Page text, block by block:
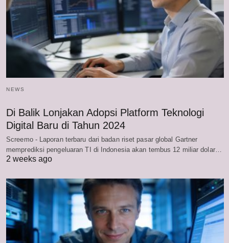
NEWS
Di Balik Lonjakan Adopsi Platform Teknologi
Digital Baru di Tahun 2024
Screemo - Laporan terbaru dari badan riset pasar global Gartner
memprediksi pengeluaran TI di Indonesia akan tembus 12 miliar dolar…
2 weeks ago